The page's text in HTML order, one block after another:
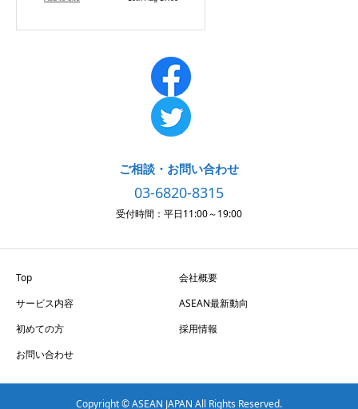
ご相談・お問い合わせ
03-6820-8315
受付時間：平日11:00～19:00
Top
会社概要
サービス内容
ASEAN最新動向
初めての方
採用情報
お問い合わせ
Copyright © ASEAN JAPAN All Rights Reserved.